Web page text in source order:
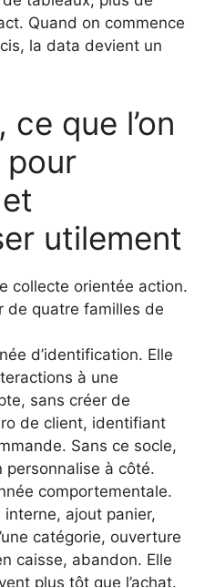
Quand on commence
la data devient un
que l’on
utilement
collecte orientée action.
de quatre familles de
d’identification. Elle
à une
sans créer de
de client, identifiant
Sans ce socle,
personnalise à côté.
comportementale.
ajout panier,
catégorie, ouverture
caisse, abandon. Elle
plus tôt que l’achat.